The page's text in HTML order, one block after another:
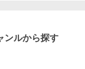
ンルから探す